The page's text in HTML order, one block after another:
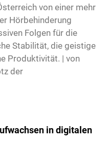
von einer mehr
Hörbehinderung
Folgen für die
Stabilität, die geistige
Produktivität. | von
der
in digitalen